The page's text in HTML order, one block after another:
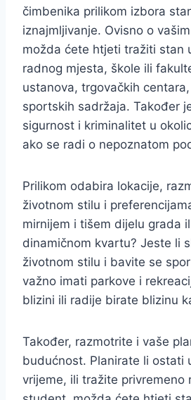
čimbenika prilikom izbora
iznajmljivanje. Ovisno o
možda ćete htjeti tražiti stan
radnog mjesta, škole ili
ustanova, trgovačkih
sportskih sadržaja. Također
sigurnost i kriminalitet u
ako se radi o nepoznatom
Prilikom odabira lokacije,
životnom stilu i
mirnijem i tišem dijelu grada
dinamičnom kvartu? Jeste li
životnom stilu i bavite se
važno imati parkove i
blizini ili radije birate blizinu
Također, razmotrite i vaše
budućnost. Planirate li ostati
vrijeme, ili tražite privremeno